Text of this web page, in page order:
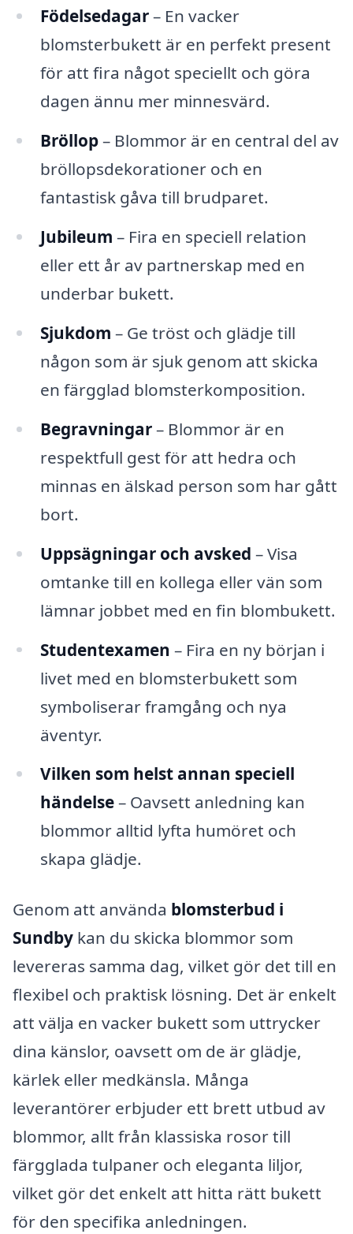
Födelsedagar– En vacker
blomsterbukett är en perfekt present
för att fira något speciellt och göra
dagen ännu mer minnesvärd.
Bröllop– Blommor är en central del av
bröllopsdekorationer och en
fantastisk gåva till brudparet.
Jubileum – Fira en speciell relation
eller ett år av partnerskap med en
underbar bukett.
Sjukdom – Ge tröst och glädje till
någon som är sjuk genom att skicka
en färgglad blomsterkomposition.
Begravningar– Blommor är en
respektfull gest för att hedra och
minnas en älskad person som har gått
bort.
Uppsägningar och avsked – Visa
omtanke till en kollega eller vän som
lämnar jobbet med en fin blombukett.
Studentexamen – Fira en ny början i
livet med en blomsterbukett som
symboliserar framgång och nya
äventyr.
Vilken som helst annan speciell
händelse– Oavsett anledning kan
blommor alltid lyfta humöret och
skapa glädje.
Genom att använda blomsterbud i
Sundby kan du skicka blommor som
levereras samma dag, vilket gör det till en
flexibel och praktisk lösning. Det är enkelt
att välja en vacker bukett som uttrycker
dina känslor, oavsett om de är glädje,
kärlek eller medkänsla. Många
leverantörer erbjuder ett brett utbud av
blommor, allt från klassiska rosor till
färgglada tulpaner och eleganta liljor,
vilket gör det enkelt att hitta rätt bukett
för den specifika anledningen.